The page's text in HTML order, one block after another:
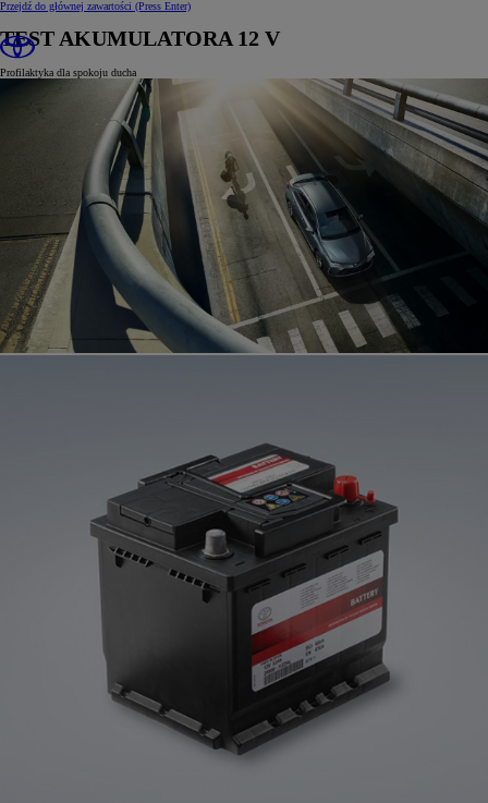
Przejdź do głównej zawartości (Press Enter)
TEST AKUMULATORA 12 V
Profilaktyka dla spokoju ducha